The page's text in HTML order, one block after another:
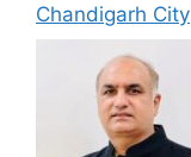
Chandigarh City